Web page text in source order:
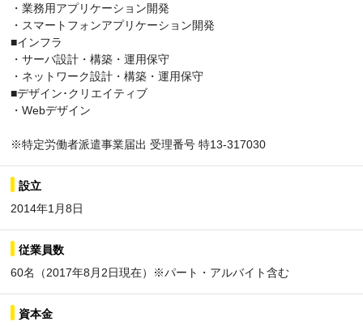
・業務用アプリケーション開発
・スマートフォンアプリケーション開発
■インフラ
・サーバ設計・構築・運用保守
・ネットワーク設計・構築・運用保守
■デザイン･クリエイティブ
・Webデザイン
※特定労働者派遣事業届出 受理番号 特13-317030
設立
2014年1月8日
従業員数
60名（2017年8月2日現在）※パート・アルバイト含む
資本金